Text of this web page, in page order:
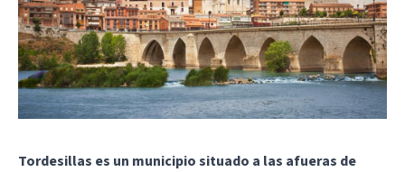
Tordesillas es un municipio situado a las afueras de